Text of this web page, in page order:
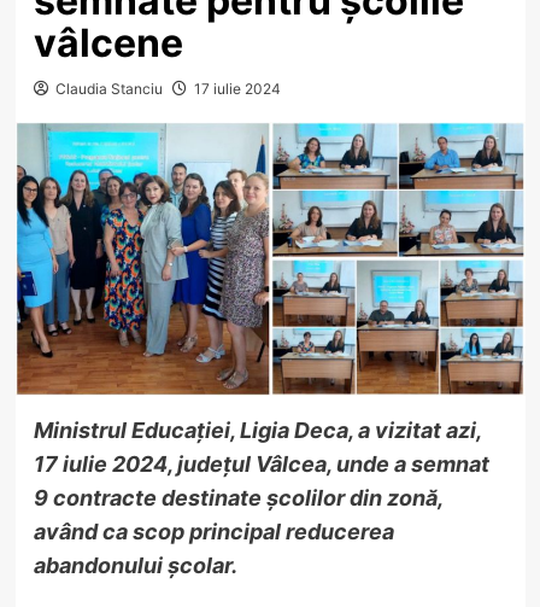
vâlcene
Claudia Stanciu 17 iulie 2024
Ministrul Educației, Ligia Deca, a vizitat azi,
17 iulie 2024, județul Vâlcea, unde a semnat
9 contracte destinate școlilor din zonă,
având ca scop principal reducerea
abandonului școlar.